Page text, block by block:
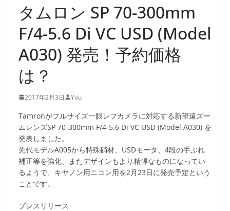
タムロン SP 70-300mm
F/4-5.6 Di VC USD (Model
A030) 発売！予約価格
は？
2017年2月3日 You
Tamronがフルサイズ一眼レフカメラに対応する新望遠ズー
ムレンズSP 70-300mm F/4-5.6 Di VC USD (Model A030) を
発表しました。
先代モデルA005から特殊硝材、USDモータ、4段の手ぶれ
補正等を強化、またデザインもより精悍なものになってい
るようで、キヤノン用ニコン用を2月23日に発売予定という
ことです。
プレスリリース